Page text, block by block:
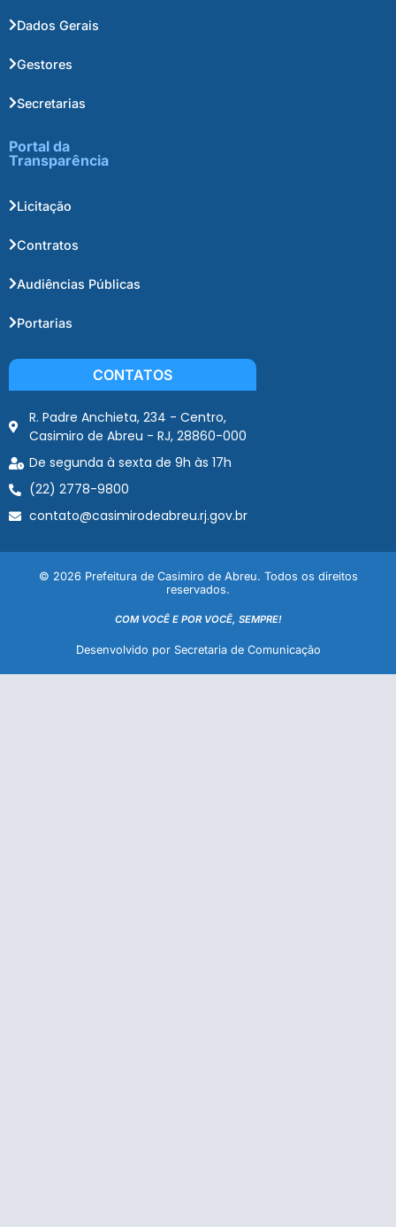
Dados Gerais
Gestores
Secretarias
Portal da
Transparência
Licitação
Contratos
Audiências Públicas
Portarias
CONTATOS
R. Padre Anchieta, 234 - Centro,
Casimiro de Abreu - RJ, 28860-000
De segunda à sexta de 9h às 17h
(22) 2778-9800
contato@casimirodeabreu.rj.gov.br
© 2026 Prefeitura de Casimiro de Abreu. Todos os direitos
reservados.
COM VOCÊ E POR VOCÊ, SEMPRE!
Desenvolvido por Secretaria de Comunicação